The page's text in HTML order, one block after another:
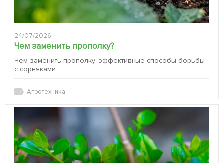
24/07/2026
Чем заменить прополку?
Чем заменить прополку: эффективные способы борьбы
с сорняками
Агротехника